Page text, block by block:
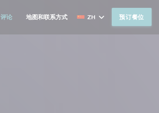
评论 ((在新窗口中打开))
地图和联系方式 ZH 预订餐位